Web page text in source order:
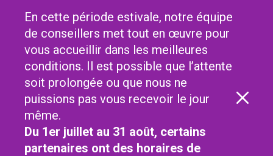
En cette période estivale, notre équipe
de conseillers met tout en œuvre pour
vous accueillir dans les meilleures
conditions. Il est possible que l’attente
soit prolongée ou que nous ne
puissions pas vous recevoir le jour
même.
Du 1er juillet au 31 août, certains
partenaires ont des horaires de